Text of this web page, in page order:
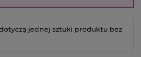
jednej sztuki produktu bez